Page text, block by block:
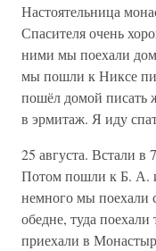
Настоятельница
Спасителя очень
ними мы поехали
мы пошли к Никсе
пошёл домой
в эрмитаж. Я иду
25 августа. Встали
Потом пошли к Б. А.
немного мы поехали
обедне, туда
приехали в